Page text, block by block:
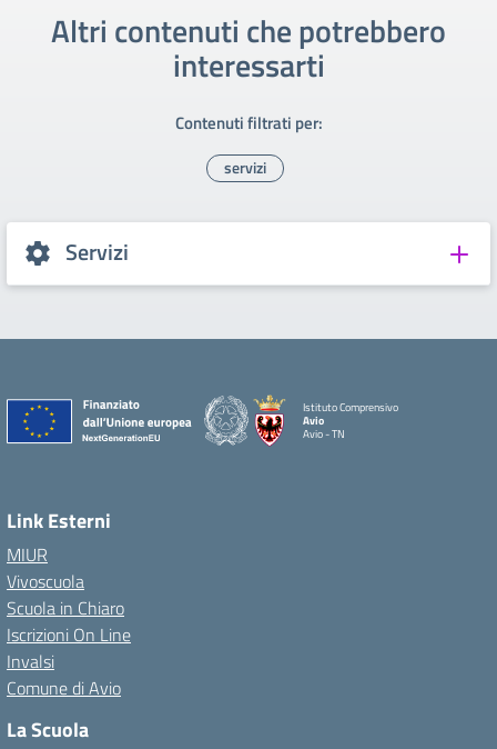
Altri contenuti che potrebbero
interessarti
Contenuti filtrati per:
servizi
Servizi
Istituto Comprensivo
Avio
Avio - TN
Link Esterni
MIUR
Vivoscuola
Scuola in Chiaro
Iscrizioni On Line
Invalsi
Comune di Avio
La Scuola